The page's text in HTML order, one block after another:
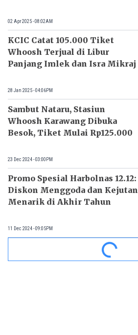
02 Apr 2025 - 08:02AM
KCIC Catat 105.000 Tiket
Whoosh Terjual di Libur
Panjang Imlek dan Isra Mikraj
28 Jan 2025 - 04:06PM
Sambut Nataru, Stasiun
Whoosh Karawang Dibuka
Besok, Tiket Mulai Rp125.000
23 Dec 2024 - 03:00PM
Promo Spesial Harbolnas 12.12:
Diskon Menggoda dan Kejutan
Menarik di Akhir Tahun
11 Dec 2024 - 09:05PM